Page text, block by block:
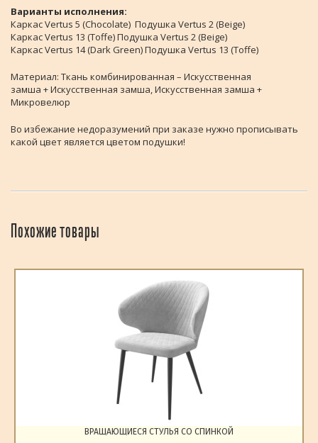
Варианты исполнения:
Каркас Vertus 5 (Chocolate) Подушка Vertus 2 (Beige)
Каркас Vertus 13 (Toffe) Подушка Vertus 2 (Beige)
Каркас Vertus 14 (Dark Green) Подушка Vertus 13 (Toffe)
Материал: Ткань комбинированная – Искусственная
замша + Искусственная замша, Искусственная замша +
Микровелюр
Во избежание недоразумений при заказе нужно прописывать
какой цвет является цветом подушки!
Похожие товары
ВРАЩАЮЩИЕСЯ СТУЛЬЯ СО СПИНКОЙ